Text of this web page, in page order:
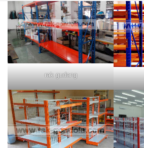
rak gudang